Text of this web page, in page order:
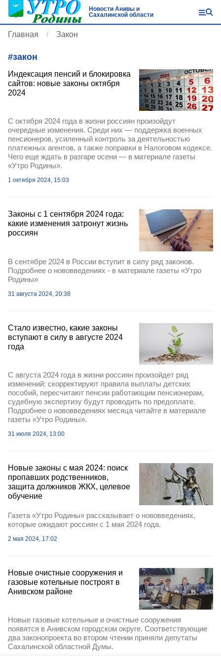
Новости Анивы и
Сахалинской области
Главная Закон
#закон
Индексация пенсий и блокировка
сайтов: новые законы октября
2024
С октября 2024 года в жизни россиян произойдут
очередные изменения. Среди них — поддержка военных
пенсионеров, усиленный контроль за деятельностью
платежных агентов, а также поправки в Налоговом кодексе.
Чего еще ждать в разгаре осени — в материале газеты
«Утро Родины».
1 октября 2024, 15:03
Законы с 1 сентября 2024 года:
какие изменения затронут жизнь
россиян
В сентябре 2024 в России вступит в силу ряд законов.
Подробнее о нововведениях - в материале газеты «Утро
Родины»
31 августа 2024, 20:38
Стало известно, какие законы
вступают в силу в августе 2024
года
С августа 2024 года в жизни россиян произойдет ряд
изменений: скорректируют правила выплаты детских
пособий, пересчитают пенсии работающим пенсионерам,
судебную экспертизу будут проводить по предоплате.
Подробнее о нововведениях месяца читайте в материале
газеты «Утро Родины».
31 июля 2024, 13:00
Новые законы с мая 2024: поиск
пропавших родственников,
защита должников ЖКХ, целевое
обучение
Газета «Утро Родины» рассказывает о нововведениях,
которые ожидают россиян с 1 мая 2024 года.
2 мая 2024, 17:02
Новые очистные сооружения и
газовые котельные построят в
Анивском районе
Новые газовые котельные и очистные сооружения
появятся в Анивском городском округе. Соответствующие
два законопроекта во втором чтении приняли депутаты
Сахалинской областной Думы.